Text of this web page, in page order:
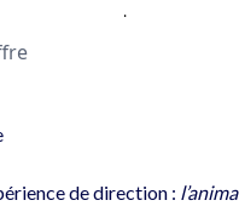
.
de direction :